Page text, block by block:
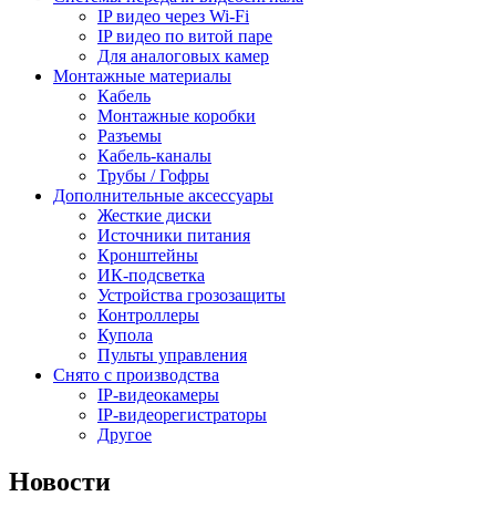
IP видео через Wi-Fi
IP видео по витой паре
Для аналоговых камер
Монтажные материалы
Кабель
Монтажные коробки
Разъемы
Кабель-каналы
Трубы / Гофры
Дополнительные аксессуары
Жесткие диски
Источники питания
Кронштейны
ИК-подсветка
Устройства грозозащиты
Контроллеры
Купола
Пульты управления
Снято с производства
IP-видеокамеры
IP-видеорегистраторы
Другое
Новости